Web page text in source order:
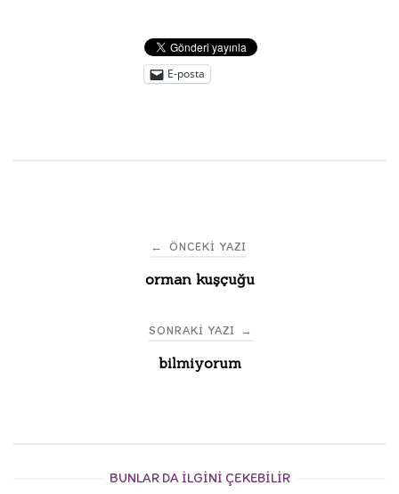
E-posta
← ÖNCEKI YAZI
orman kuşçuğu
SONRAKI YAZI →
bilmiyorum
BUNLAR DA ILGINI ÇEKEBILIR